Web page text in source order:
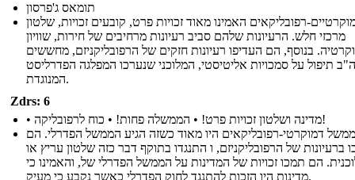
תומאס ג'פרסון
רפובליקאים האמינו מאוד זכויות פרט, קובעים זכויות, שלטון
מרכזי חלש. הרעיונות שלהם סביב רעיונות מרחיבים של חירות, שוויון
בנוסף, הם העדיפו רעיונות חזקים של הרפובליקניזם, מחששים
תיפול על סמכויות אליטיסטי, המלוכני שנערכו המפלגה הפדרליסט
המנוגדת.
Zdrs: 6
• מדינה ושלטון זכויות פרט! • הממשלה פחות! • כוח לרפובליקה!
דמוקרטי-רפובליקאים היו מאוד כשזה הגיע הממשל הפדרלי. הם
ברעיונות של הרפובליקניזם, ו התנגדו בתוקף דבר כזה שלטון עריץ או
הם תמכו זכויות של המדינות על הממשל הפדרלי של, והאמינו כי
מדינות היו הזכות להתנגד לחוק הפדרלי כאשר נקבע כי מעיק.